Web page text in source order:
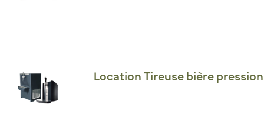
Location Tireuse bière pression